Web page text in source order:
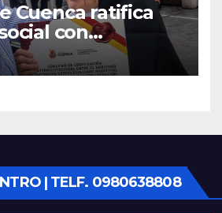
Cuenca ratifica
con
e instituciones
| TELF. 0980638808